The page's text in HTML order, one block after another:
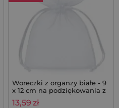
Woreczki z organzy białe - 9
x 12 cm na podziękowania z
lawendą - 25 szt.
13,59 zł